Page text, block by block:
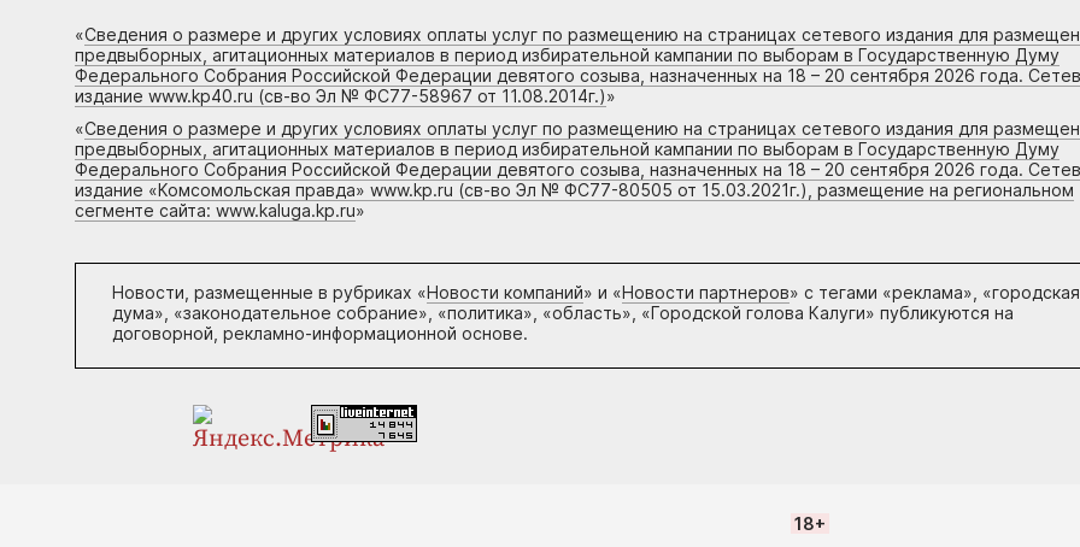
«Сведения о размере и других условиях оплаты услуг по размещению на страницах сетевого издания для
предвыборных, агитационных материалов в период избирательной кампании по выборам в Государственную Думу
Федерального Собрания Российской Федерации девятого созыва, назначенных на 18 – 20 сентября 2026 года.
издание www.kp40.ru (св-во Эл № ФС77-58967 от 11.08.2014г.)»
«Сведения о размере и других условиях оплаты услуг по размещению на страницах сетевого издания для
предвыборных, агитационных материалов в период избирательной кампании по выборам в Государственную Думу
Федерального Собрания Российской Федерации девятого созыва, назначенных на 18 – 20 сентября 2026 года.
издание «Комсомольская правда» www.kp.ru (св-во Эл № ФС77-80505 от 15.03.2021г.), размещение на региональном
сегменте сайта: www.kaluga.kp.ru»
Новости, размещенные в рубриках «Новости компаний» и «Новости партнеров» с тегами «реклама», «городская
дума», «законодательное собрание», «политика», «область», «Городской голова Калуги» публикуются на
договорной, рекламно-информационной основе.
18+